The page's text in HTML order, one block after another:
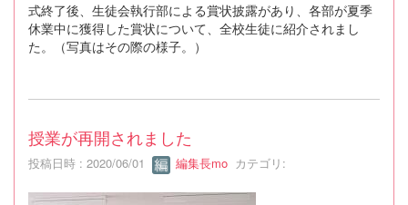
式終了後、生徒会執行部による賞状披露があり、各部が夏季
休業中に獲得した賞状について、全校生徒に紹介されまし
た。（写真はその際の様子。）
授業が再開されました
投稿日時 : 2020/06/01 編集長mo カテゴリ: